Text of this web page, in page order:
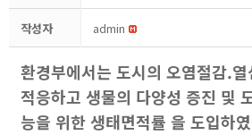
작성자 admin
환경부에서는 도시의 오염절감.
적응하고 생물의 다양성 증진 및
능을 위한 생태면적률 을 도입하